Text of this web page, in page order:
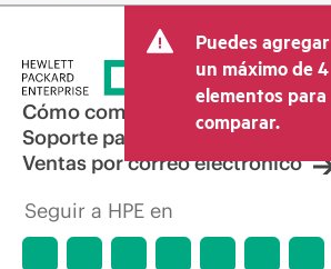
Puedes agregar
un máximo de 4
elementos para
comparar.
Cómo comprar
Soporte para productos
Ventas por correo electrónico
Seguir a HPE en